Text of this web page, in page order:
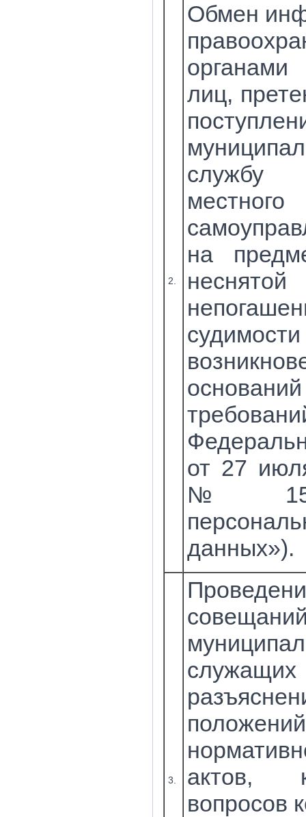
2.
Обмен
органами
лиц,
службу
местного
на
от 27
№
данных»).
3.
положений
актов,
вопросов